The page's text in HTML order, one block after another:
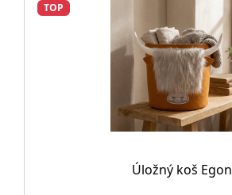
TOP
Úložný koš Egon